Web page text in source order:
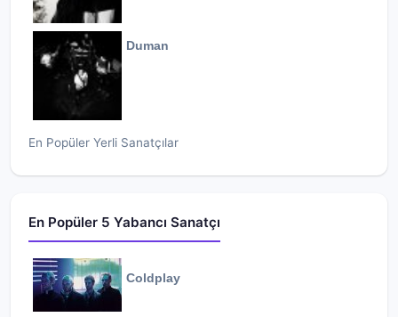
Duman
En Popüler Yerli Sanatçılar
En Popüler 5 Yabancı Sanatçı
Coldplay